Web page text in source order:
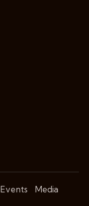
Events Media